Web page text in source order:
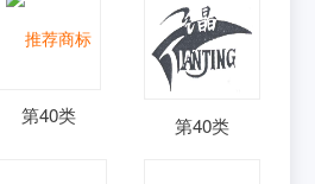
第40类 第40类